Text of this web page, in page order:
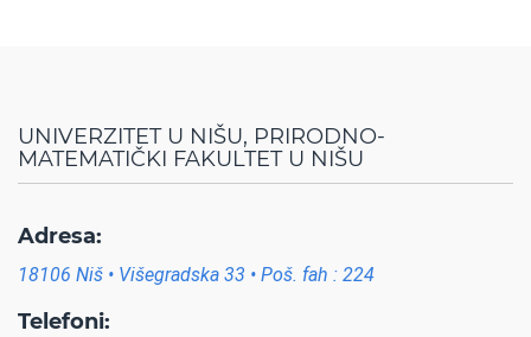
UNIVERZITET U NIŠU, PRIRODNO-
MATEMATIČKI FAKULTET U NIŠU
Adresa:
18106 Niš • Višegradska 33 • Poš. fah : 224
Telefoni: